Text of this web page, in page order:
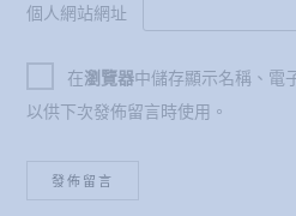
個人網站網址
在瀏覽器中儲存顯示名稱、電
以供下次發佈留言時使用。